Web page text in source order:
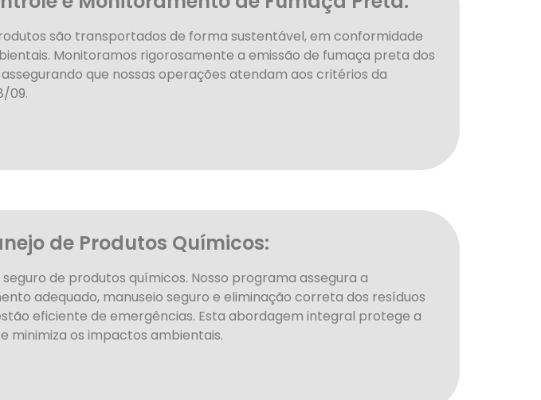
são transportados de forma sustentável, em conformidade
Monitoramos rigorosamente a emissão de fumaça preta dos
que nossas operações atendam aos critérios da
09.
de Produtos Químicos:
de produtos químicos. Nosso programa assegura a
adequado, manuseio seguro e eliminação correta dos resíduos
eficiente de emergências. Esta abordagem integral protege a
minimiza os impactos ambientais.